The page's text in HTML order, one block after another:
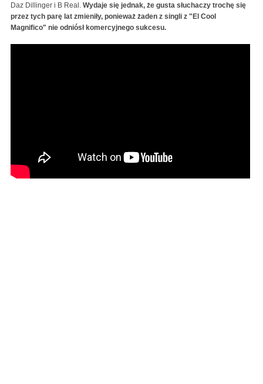
Daz Dillinger i B Real. Wydaje się jednak, że gusta słuchaczy trochę się
przez tych parę lat zmieniły, ponieważ żaden z singli z "El Cool
Magnifico" nie odniósł komercyjnego sukcesu.